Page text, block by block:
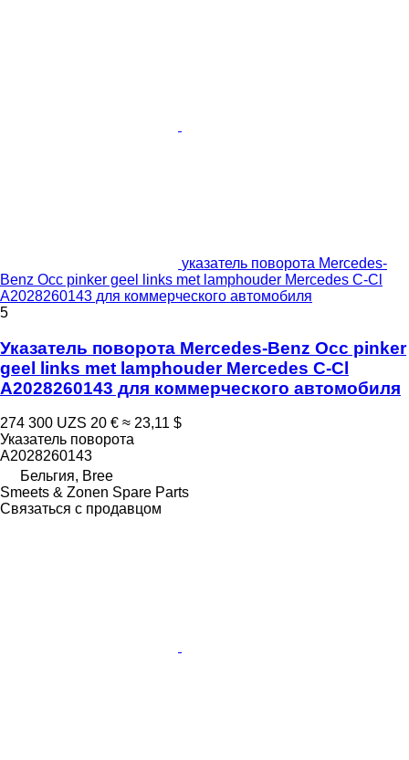
указатель поворота Mercedes-
Benz Occ pinker geel links met lamphouder Mercedes C-Cl
A2028260143 для коммерческого автомобиля
5
Указатель поворота Mercedes-Benz Occ pinker
geel links met lamphouder Mercedes C-Cl
A2028260143 для коммерческого автомобиля
274 300 UZS 20 € ≈ 23,11 $
Указатель поворота
A2028260143
Бельгия, Bree
Smeets & Zonen Spare Parts
Связаться с продавцом